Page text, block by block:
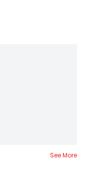
See More